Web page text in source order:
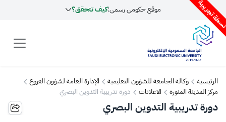
تجريبية موقع حكومي رسمي:كيف تتحقق؟
الرئيسية وكالة الجامعة للشؤون التعليمية
الإدارة العامة لشؤون الفروع
مركز المدينة المنورة
الاعلانات دورة تدريبية التدوين البصري
دورة تدريبية التدوين البصري